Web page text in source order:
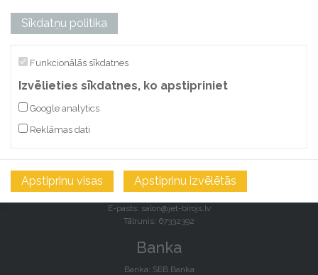
“JET” SIA
Reģ. Nr.: 40003044897
Veikals/noliktava:
E-pasts: salon@jet-birojs.lv
Tālrunis: 67332392
Banka
Banka: SEB Banka
Sīkdatņu politika
Funkcionālās sīkdatnes
Izvēlieties sīkdatnes, ko apstipriniet
Google analytics
Reklāmas dati
Apstiprinu visas Apstiprinu izvēlētās